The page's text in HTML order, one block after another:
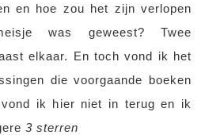
en hoe zou het zijn verlopen
was geweest? Twee
elkaar. En toch vond ik het
die voorgaande boeken
ik hier niet in terug en ik
3 sterren